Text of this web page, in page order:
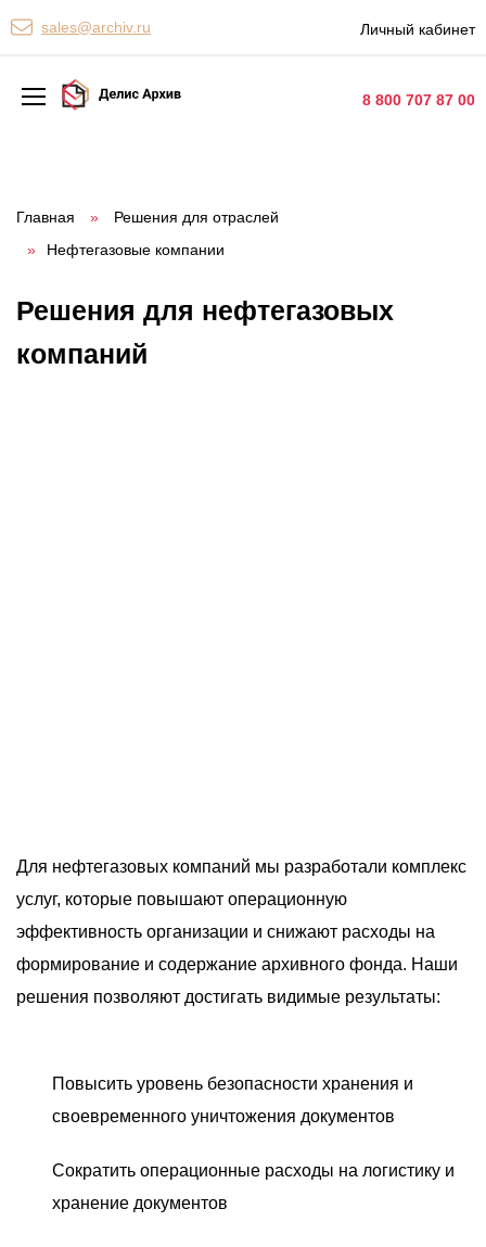
sales@archiv.ru Личный кабинет
8 800 707 87 00
Персональные сервисы
Хранение документов
Уничтожение документов
Цифровые услуги
Главная »
Решения для отраслей
»
Нефтегазовые компании
Решения для нефтегазовых
компаний
Для нефтегазовых компаний мы разработали комплекс
услуг, которые повышают операционную
эффективность организации и снижают расходы на
формирование и содержание архивного фонда. Наши
решения позволяют достигать видимые результаты:
Повысить уровень безопасности хранения и
своевременного уничтожения документов
Сократить операционные расходы на логистику и
хранение документов